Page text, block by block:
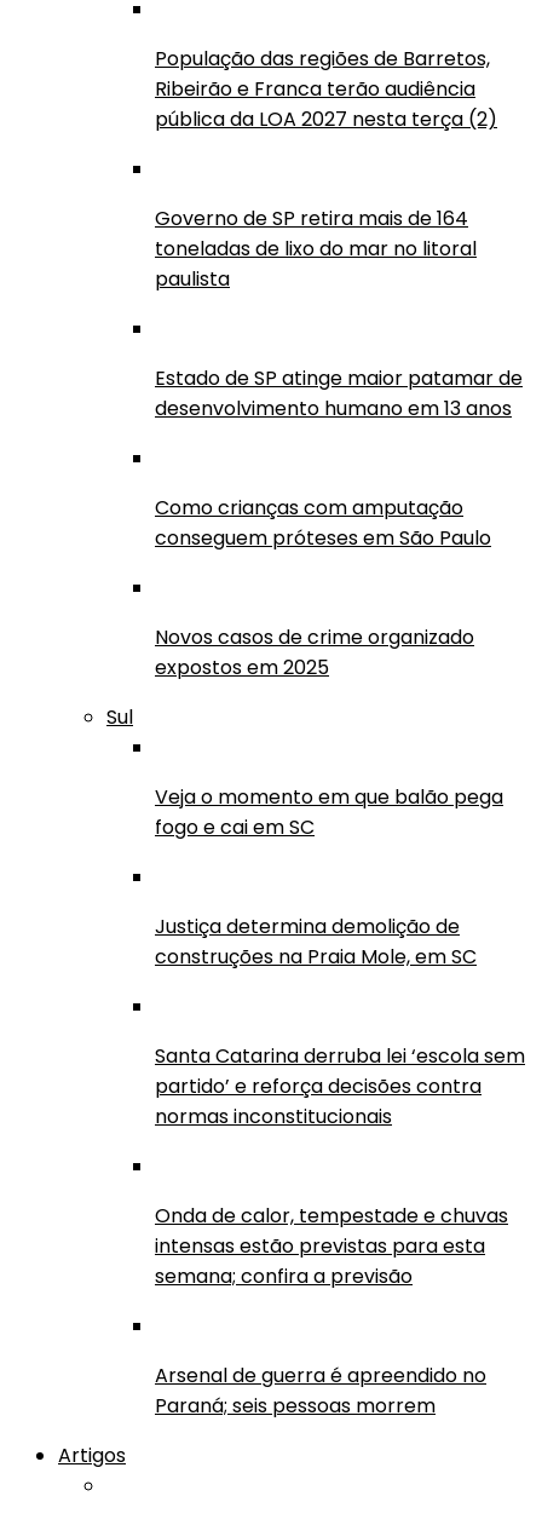
População das regiões de Barretos,
Ribeirão e Franca terão audiência
pública da LOA 2027 nesta terça (2)
Governo de SP retira mais de 164
toneladas de lixo do mar no litoral
paulista
Estado de SP atinge maior patamar de
desenvolvimento humano em 13 anos
Como crianças com amputação
conseguem próteses em São Paulo
Novos casos de crime organizado
expostos em 2025
Sul
Veja o momento em que balão pega
fogo e cai em SC
Justiça determina demolição de
construções na Praia Mole, em SC
Santa Catarina derruba lei ‘escola sem
partido’ e reforça decisões contra
normas inconstitucionais
Onda de calor, tempestade e chuvas
intensas estão previstas para esta
semana; confira a previsão
Arsenal de guerra é apreendido no
Paraná; seis pessoas morrem
Artigos